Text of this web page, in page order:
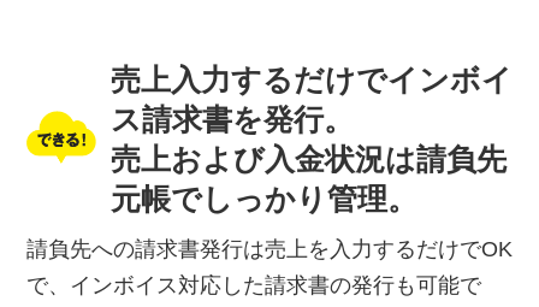
売上入力するだけでインボイ
ス請求書を発行。
売上および入金状況は請負先
元帳でしっかり管理。
請負先への請求書発行は売上を入力するだけでOK
で、インボイス対応した請求書の発行も可能で